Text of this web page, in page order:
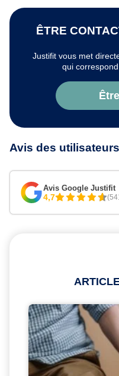
ÊTRE
Justifit vous met
qui
Avis des
Avis Google Justifit
4,7